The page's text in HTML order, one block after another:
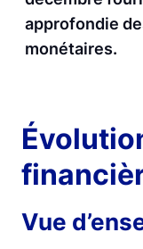
approfondie
monétaires.
Vue